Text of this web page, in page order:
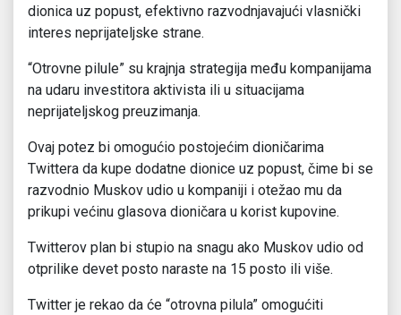
dionica uz popust, efektivno razvodnjavajući vlasnički
interes neprijateljske strane.
“Otrovne pilule” su krajnja strategija među kompanijama
na udaru investitora aktivista ili u situacijama
neprijateljskog preuzimanja.
Ovaj potez bi omogućio postojećim dioničarima
Twittera da kupe dodatne dionice uz popust, čime bi se
razvodnio Muskov udio u kompaniji i otežao mu da
prikupi većinu glasova dioničara u korist kupovine.
Twitterov plan bi stupio na snagu ako Muskov udio od
otprilike devet posto naraste na 15 posto ili više.
Twitter je rekao da će “otrovna pilula” omogućiti